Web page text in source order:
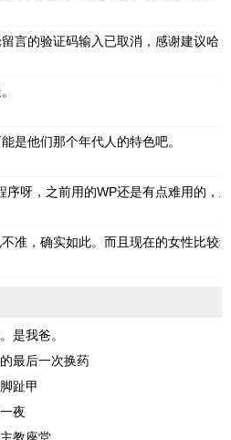
言的验证码输入已取消，感谢建议哈！
是他们那个年代人的特色吧。
序呀，之前用的WP还是有点难用的，
准，确实如此。而且现在的女性比较
是我爸。
最后一次换药
趾甲
夜